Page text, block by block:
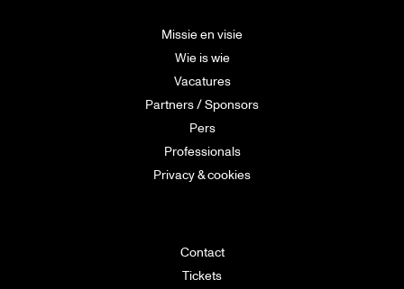
Missie en visie
Wie is wie
Vacatures
Partners / Sponsors
Pers
Professionals
Privacy & cookies
Contact
Tickets